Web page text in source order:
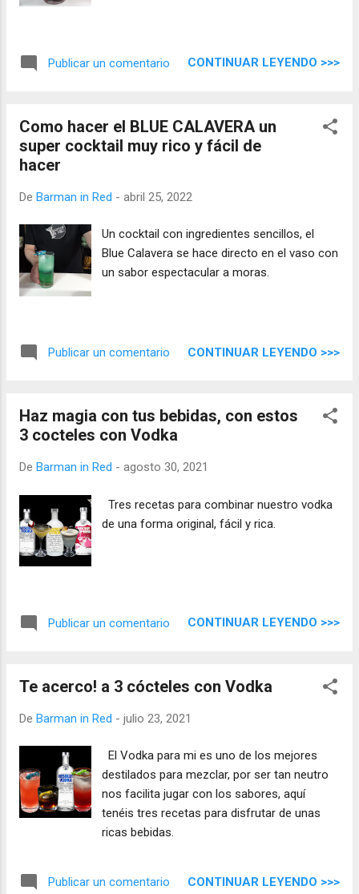
Publicar un comentario CONTINUAR LEYENDO >>>
Como hacer el BLUE CALAVERA un
super cocktail muy rico y fácil de
hacer
De Barman in Red - abril 25, 2022
Un cocktail con ingredientes sencillos, el
Blue Calavera se hace directo en el vaso con
un sabor espectacular a moras.
Publicar un comentario CONTINUAR LEYENDO >>>
Haz magia con tus bebidas, con estos
3 cocteles con Vodka
De Barman in Red - agosto 30, 2021
Tres recetas para combinar nuestro vodka
de una forma original, fácil y rica.
Publicar un comentario CONTINUAR LEYENDO >>>
Te acerco! a 3 cócteles con Vodka
De Barman in Red - julio 23, 2021
El Vodka para mi es uno de los mejores
destilados para mezclar, por ser tan neutro
nos facilita jugar con los sabores, aquí
tenéis tres recetas para disfrutar de unas
ricas bebidas.
Publicar un comentario CONTINUAR LEYENDO >>>